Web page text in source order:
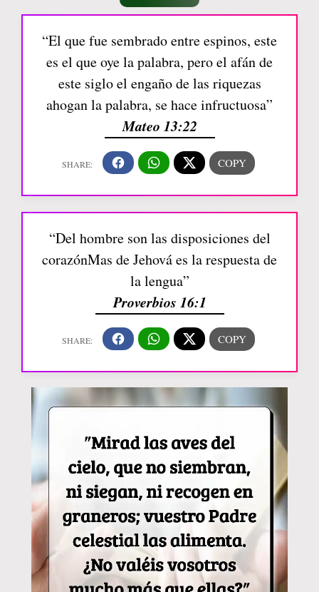
“El que fue sembrado entre espinos, este
es el que oye la palabra, pero el afán de
este siglo el engaño de las riquezas
ahogan la palabra, se hace infructuosa”
Mateo 13:22
“Del hombre son las disposiciones del
corazónMas de Jehová es la respuesta de
la lengua”
Proverbios 16:1